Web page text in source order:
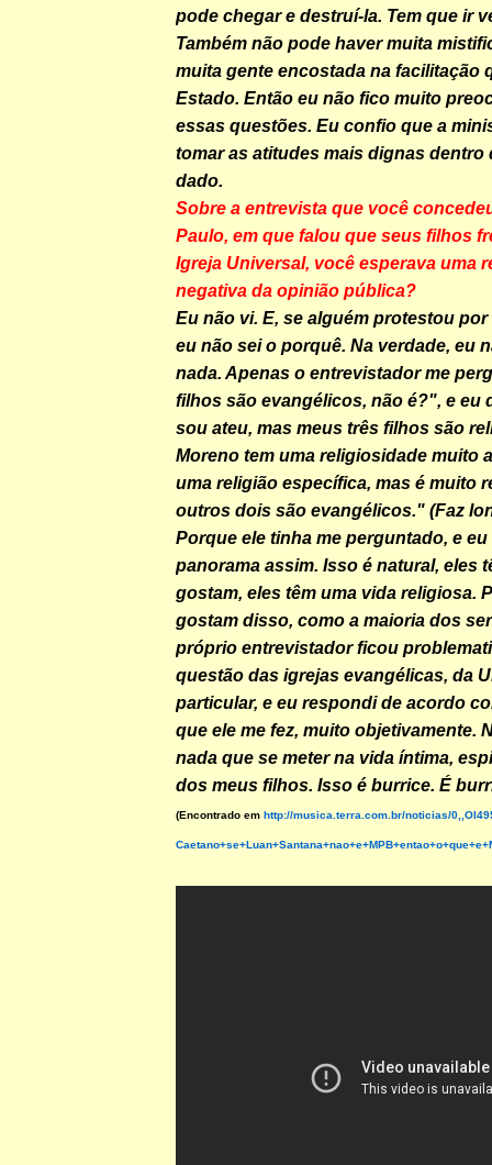
pode chegar e destruí-la. Tem que ir
Também não pode haver muita
muita gente encostada na facilitação
Estado. Então eu não fico muito
essas questões. Eu confio que a
tomar as atitudes mais dignas dentro
dado.
Sobre a entrevista que você
Paulo, em que falou que seus filhos
Igreja Universal, você esperava uma
negativa da opinião pública?
Eu não vi. E, se alguém protestou
eu não sei o porquê. Na verdade, eu
nada. Apenas o entrevistador me
filhos são evangélicos, não é?", e eu
sou ateu, mas meus três filhos são
Moreno tem uma religiosidade muito
uma religião específica, mas é muito
outros dois são evangélicos." (Faz
Porque ele tinha me perguntado, e
panorama assim. Isso é natural, eles
gostam, eles têm uma vida religiosa.
gostam disso, como a maioria dos
próprio entrevistador ficou
questão das igrejas evangélicas, da
particular, e eu respondi de acordo
que ele me fez, muito objetivamente.
nada que se meter na vida íntima,
dos meus filhos. Isso é burrice. É
(Encontrado em http://musica.terra.com.br/noticias/